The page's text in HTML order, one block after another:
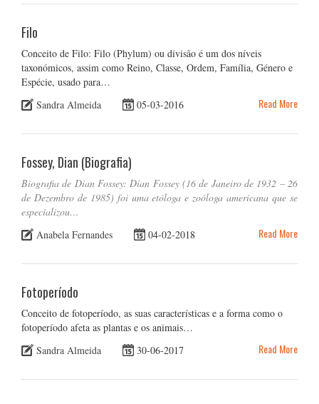
Filo
Conceito de Filo: Filo (Phylum) ou divisão é um dos níveis
taxonómicos, assim como Reino, Classe, Ordem, Família, Género e
Espécie, usado para…
Sandra Almeida
05-03-2016 Read More
Fossey, Dian (Biografia)
Biografia de Dian Fossey: Dian Fossey (16 de Janeiro de 1932 – 26
de Dezembro de 1985) foi uma etóloga e zoóloga americana que se
especializou…
Anabela Fernandes
04-02-2018 Read More
Fotoperíodo
Conceito de fotoperíodo, as suas características e a forma como o
fotoperíodo afeta as plantas e os animais…
Sandra Almeida
30-06-2017 Read More